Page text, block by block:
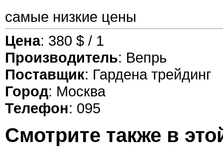
самые низкие цены
Цена: 380 $ / 1
Производитель: Вепрь
Поставщик: Гардена трейдинг
Город: Москва
Телефон: 095
Смотрите также в